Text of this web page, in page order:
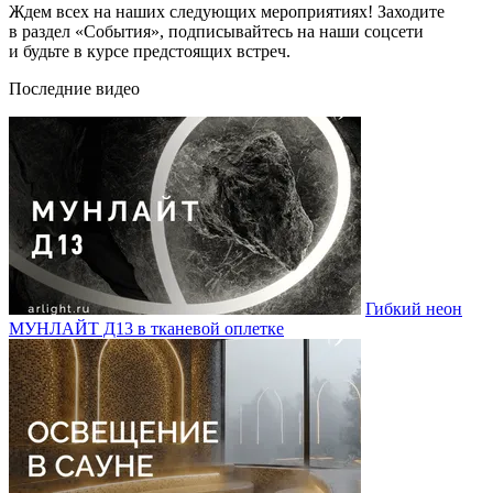
Ждем всех на наших следующих мероприятиях! Заходите
в раздел «События», подписывайтесь на наши соцсети
и будьте в курсе предстоящих встреч.
Последние видео
Гибкий неон
МУНЛАЙТ Д13 в тканевой оплетке